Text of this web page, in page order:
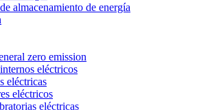
almacenamiento de energía
zero emission
eléctricos
eléctricas
eléctricos
eléctricas